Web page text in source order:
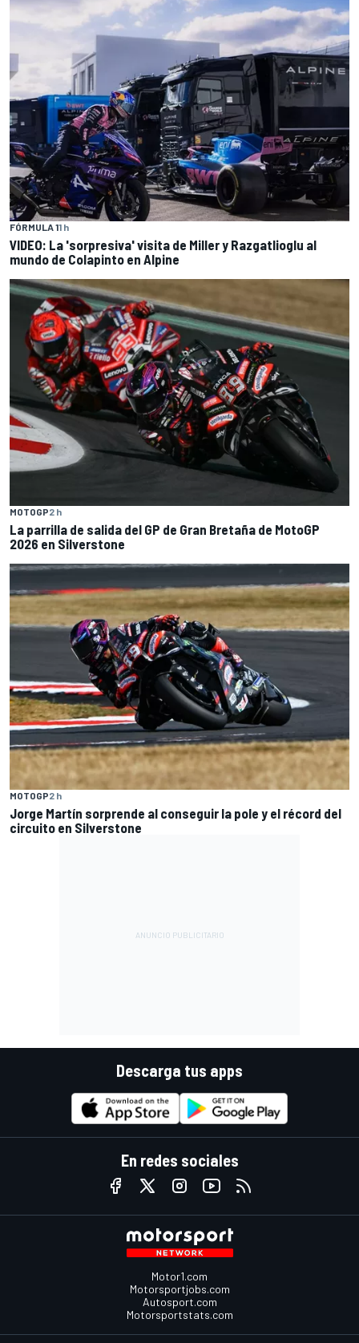
FÓRMULA 11 h
VIDEO: La 'sorpresiva' visita de Miller y Razgatlioglu al
mundo de Colapinto en Alpine
MOTOGP2 h
La parrilla de salida del GP de Gran Bretaña de MotoGP
2026 en Silverstone
MOTOGP2 h
Jorge Martín sorprende al conseguir la pole y el récord del
circuito en Silverstone
Descarga tus apps
En redes sociales
Motor1.com
Motorsportjobs.com
Autosport.com
Motorsportstats.com